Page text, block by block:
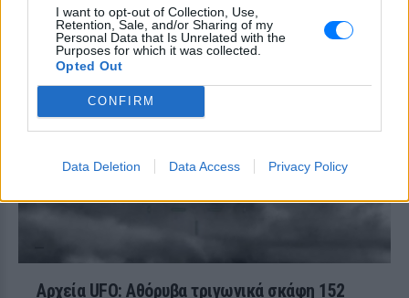
I want to opt-out of Collection, Use,
Retention, Sale, and/or Sharing of my
Personal Data that Is Unrelated with the
Purposes for which it was collected.
Opted Out
CONFIRM
Data Deletion Data Access Privacy Policy
Καταδίωξη στο κέντρο της
Θεσσαλονίκης: Έσπασαν το
τζάμι του οδηγού – «Μην κάνεις
ΧΤΕΣ
Εξαιτίας των υψηλών ταχυτήτων το
λευκό όχημα έχασε τον έλεγχο και
Αρχεία UFO: Αθόρυβα τριγωνικά σκάφη 152